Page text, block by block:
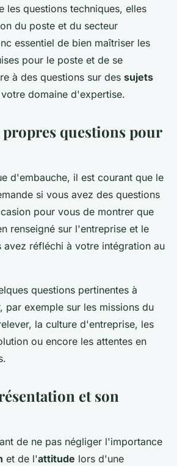
les questions techniques, elles
du poste et du secteur
essentiel de bien maîtriser les
pour le poste et de se
à des questions sur des sujets
domaine d'expertise.
propres questions pour
d'embauche, il est courant que le
si vous avez des questions
pour vous de montrer que
renseigné sur l'entreprise et le
avez réfléchi à votre intégration au
questions pertinentes à
par exemple sur les missions du
la culture d'entreprise, les
ou encore les attentes en
et son
de ne pas négliger l'importance
et de l'attitude lors d'une